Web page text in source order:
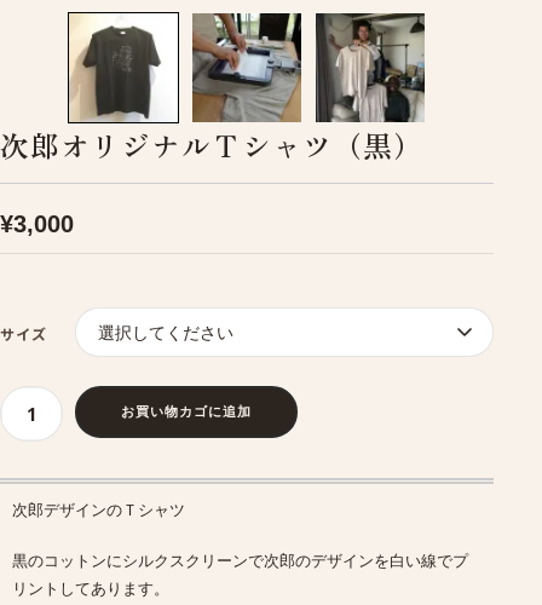
次郎オリジナルＴシャツ（黒）
¥3,000
サイズ
次
リ
ジ
ナ
お買い物カゴに追加
次郎デザインのＴシャツ
黒のコットンにシルクスクリーンで次郎のデザインを白い線でプ
リントしてあります。